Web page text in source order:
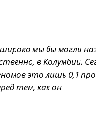
мы бы могли
в Колумбии.
это лишь 0,1
тем, как он